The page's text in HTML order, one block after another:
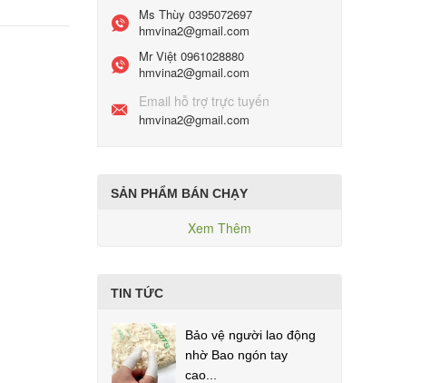
Ms Thùy 0395072697
hmvina2@gmail.com
Mr Việt 0961028880
hmvina2@gmail.com
Email hỗ trợ trực tuyến
hmvina2@gmail.com
SẢN PHẨM BÁN CHẠY
Xem Thêm
TIN TỨC
Bảo vệ người lao động
nhờ Bao ngón tay
cao...